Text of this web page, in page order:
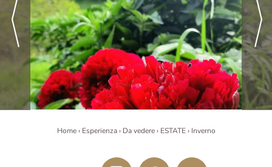
Home Esperienza Da vedere ESTATE Inverno